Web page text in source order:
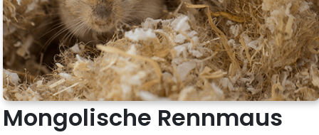
Mongolische Rennmaus